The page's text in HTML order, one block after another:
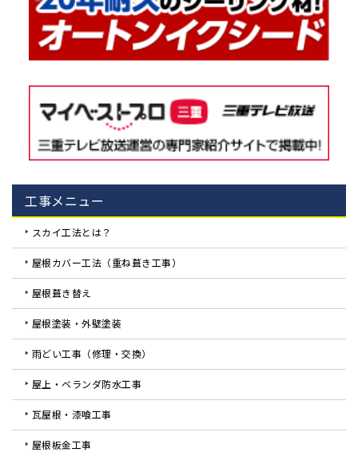
工事メニュー
スカイ工法とは？
屋根カバー工法（重ね葺き工事）
屋根葺き替え
屋根塗装・外壁塗装
雨どい工事（修理・交換）
屋上・ベランダ防水工事
瓦屋根・漆喰工事
屋根板金工事